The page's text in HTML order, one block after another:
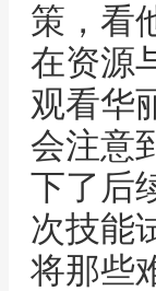
策，看
在资源
观看华
会注意
下了后
次技能
将那些